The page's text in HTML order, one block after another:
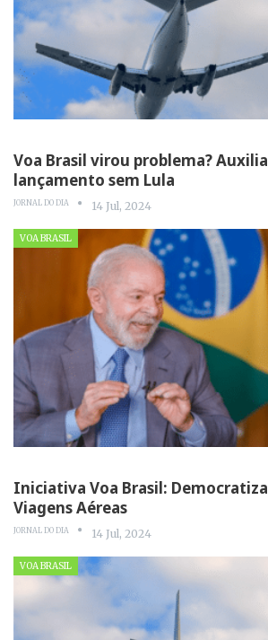
Voa Brasil virou problema?
lançamento sem Lula
JORNAL DO DIA 14 Jul, 2024
VOA BRASIL
Iniciativa Voa Brasil:
Viagens Aéreas
JORNAL DO DIA 14 Jul, 2024
VOA BRASIL